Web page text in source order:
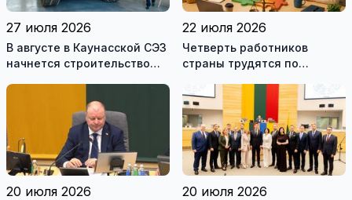
27 июля 2026
В августе в Каунасской СЭЗ
начнется строительство
22 июля 2026
Четверть работников
страны трудятся по
это выгодно и
сотрудникам, и
работодателям
20 июля 2026 20 июля 2026